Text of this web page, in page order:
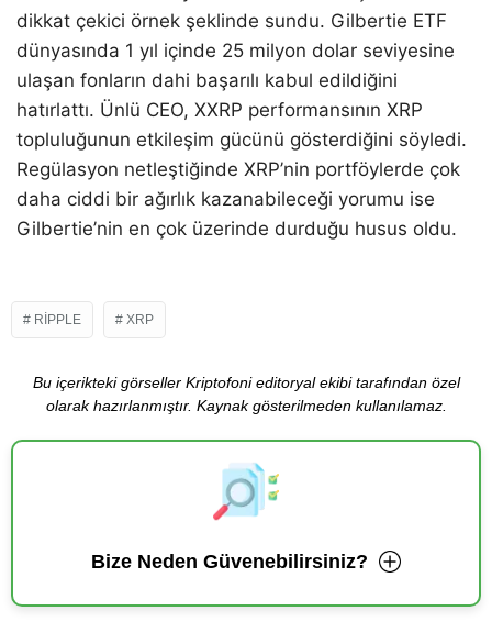
dikkat çekici örnek şeklinde sundu. Gilbertie ETF
dünyasında 1 yıl içinde 25 milyon dolar seviyesine
ulaşan fonların dahi başarılı kabul edildiğini
hatırlattı. Ünlü CEO, XXRP performansının XRP
topluluğunun etkileşim gücünü gösterdiğini söyledi.
Regülasyon netleştiğinde XRP’nin portföylerde çok
daha ciddi bir ağırlık kazanabileceği yorumu ise
Gilbertie’nin en çok üzerinde durduğu husus oldu.
RIPPLE XRP
Bu içerikteki görseller Kriptofoni editoryal ekibi tarafından özel
olarak hazırlanmıştır. Kaynak gösterilmeden kullanılamaz.
Bize Neden Güvenebilirsiniz?